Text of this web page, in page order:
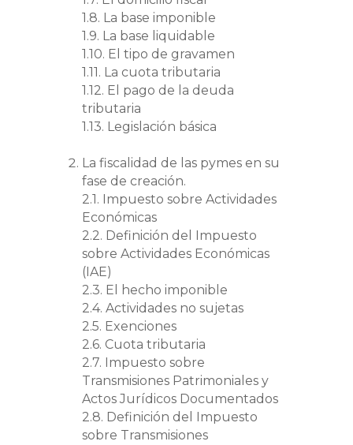
1.8. La base imponible
1.9. La base liquidable
1.10. El tipo de gravamen
1.11. La cuota tributaria
1.12. El pago de la deuda
tributaria
1.13. Legislación básica
La fiscalidad de las pymes en su
fase de creación.
2.1. Impuesto sobre Actividades
Económicas
2.2. Definición del Impuesto
sobre Actividades Económicas
(IAE)
2.3. El hecho imponible
2.4. Actividades no sujetas
2.5. Exenciones
2.6. Cuota tributaria
2.7. Impuesto sobre
Transmisiones Patrimoniales y
Actos Jurídicos Documentados
2.8. Definición del Impuesto
sobre Transmisiones